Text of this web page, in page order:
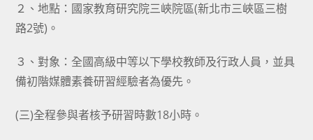
２、地點：國家教育研究院三峽院區(新北市三峽區三樹
路2號)。
３、對象：全國高級中等以下學校教師及行政人員，並具
備初階媒體素養研習經驗者為優先。
(三)全程參與者核予研習時數18小時。